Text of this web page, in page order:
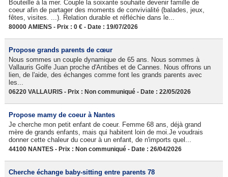
Bouteille à la mer. Couple la soixante souhaite devenir famille de
coeur afin de partager des moments de convivialité (balades, jeux,
fêtes, visites. ...). Relation durable et réfléchie dans le...
80000 AMIENS - Prix : 0 € - Date : 19/07/2026
Propose grands parents de cœur
Nous sommes un couple dynamique de 65 ans. Nous sommes à
Vallauris Golfe Juan proche d'Antibes et de Cannes. Nous offrons un
lien, de l'aide, des échanges comme font les grands parents avec
les...
06220 VALLAURIS - Prix : Non communiqué - Date : 22/05/2026
Propose mamy de coeur à Nantes
Je cherche mon petit enfant de coeur. Femme 68 ans, déjà grand
mère de grands enfants, mais qui habitent loin de moi.Je voudrais
donner cette chaleur du coeur à un enfant, de n'imports quel...
44100 NANTES - Prix : Non communiqué - Date : 26/04/2026
Cherche échange baby-sitting entre parents 78